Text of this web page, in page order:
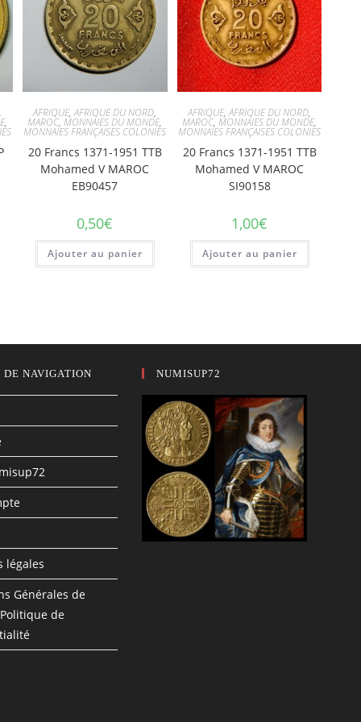
,
,
AFRIQUE,AFRIQUE DU NORD,
MAROC,MONNAIES DU MONDE,
MONNAIES FRANÇAISES COLONIES
20 Francs 1371-1951 TTB
Mohamed V MAROC
EB90457
0,50€
Ajouter au panier
AFRIQUE,AFRIQUE DU NORD,
MAROC,MONNAIES DU MONDE,
MONNAIES FRANÇAISES COLONIES
20 Francs 1371-1951 TTB
Mohamed V MAROC
SI90158
1,00€
Ajouter au panier
DE NAVIGATION
légales
Générales de
de
NUMISUP72